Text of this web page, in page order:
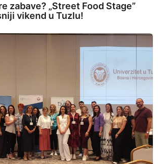
zabave? „Street Food Stage”
vikend u Tuzlu!